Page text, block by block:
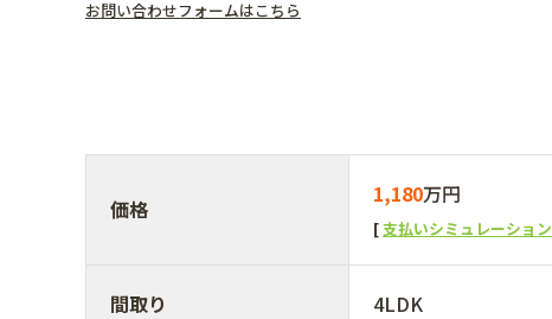
お問い合わせフォームはこちら
価格
1,180万円
支払いシミュレーション
間取り 4LDK